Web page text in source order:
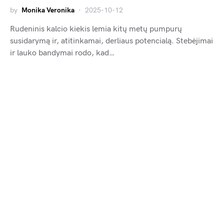
by Monika Veronika 2025-10-12
Rudeninis kalcio kiekis lemia kitų metų pumpurų
susidarymą ir, atitinkamai, derliaus potencialą. Stebėjimai
ir lauko bandymai rodo, kad…